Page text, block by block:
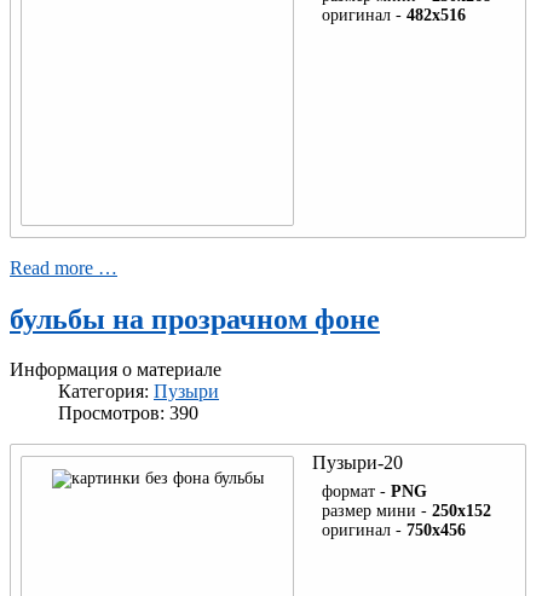
оригинал - 482x516
Read more …
бульбы на прозрачном фоне
Информация о материале
Категория: Пузыри
Просмотров: 390
Пузыри-20
формат - PNG
размер мини - 250x152
оригинал - 750x456